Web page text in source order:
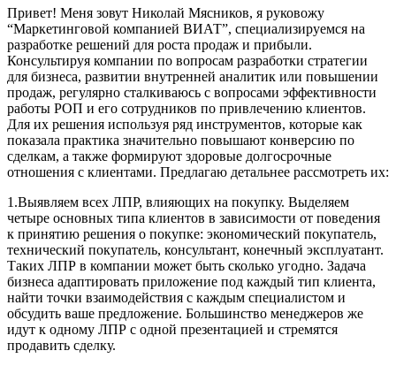
Привет! Меня зовут Николай Мясников, я руковожу
“Маркетинговой компанией ВИАТ”, специализируемся на
разработке решений для роста продаж и прибыли.
Консультируя компании по вопросам разработки стратегии
для бизнеса, развитии внутренней аналитик или повышении
продаж, регулярно сталкиваюсь с вопросами эффективности
работы РОП и его сотрудников по привлечению клиентов.
Для их решения используя ряд инструментов, которые как
показала практика значительно повышают конверсию по
сделкам, а также формируют здоровые долгосрочные
отношения с клиентами. Предлагаю детальнее рассмотреть их:
1.Выявляем всех ЛПР, влияющих на покупку. Выделяем
четыре основных типа клиентов в зависимости от поведения
к принятию решения о покупке: экономический покупатель,
технический покупатель, консультант, конечный эксплуатант.
Таких ЛПР в компании может быть сколько угодно. Задача
бизнеса адаптировать приложение под каждый тип клиента,
найти точки взаимодействия с каждым специалистом и
обсудить ваше предложение. Большинство менеджеров же
идут к одному ЛПР с одной презентацией и стремятся
продавить сделку.